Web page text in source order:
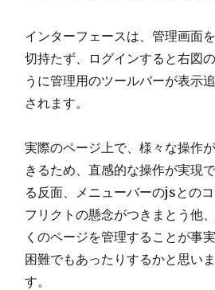
インターフェースは、管理画面
切持たず、ログインすると右図
うに管理用のツールバーが表示
されます。
実際のページ上で、様々な操作
きるため、直感的な操作が実現
る反面、メニューバーのjsとの
フリクトの懸念がつきまとう他
くのページを管理することが事
困難でもあったりするかと思いま
す。